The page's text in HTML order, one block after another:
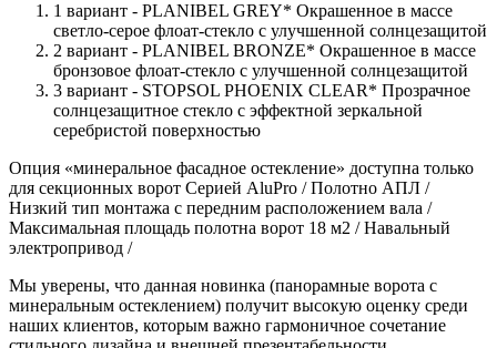
1 вариант - PLANIBEL GREY* Окрашенное в массе
светло-серое флоат-стекло с улучшенной солнцезащитой
2 вариант - PLANIBEL BRONZE* Окрашенное в массе
бронзовое флоат-стекло с улучшенной солнцезащитой
3 вариант - STOPSOL PHOENIX CLEAR* Прозрачное
солнцезащитное стекло с эффектной зеркальной
серебристой поверхностью
Опция «минеральное фасадное остекление» доступна только
для секционных ворот Серией AluPro / Полотно АПЛ /
Низкий тип монтажа с передним расположением вала /
Максимальная площадь полотна ворот 18 м2 / Навальный
электропривод /
Мы уверены, что данная новинка (панорамные ворота с
минеральным остеклением) получит высокую оценку среди
наших клиентов, которым важно гармоничное сочетание